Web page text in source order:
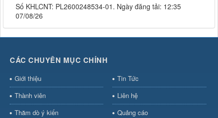
Số KHLCNT: PL2600248534-01. Ngày đăng tải: 12:35
07/08/26
CÁC CHUYÊN MỤC CHÍNH
Giới thiệu
Tin Tức
Thành viên
Liên hệ
Thăm dò ý kiến
Quảng cáo